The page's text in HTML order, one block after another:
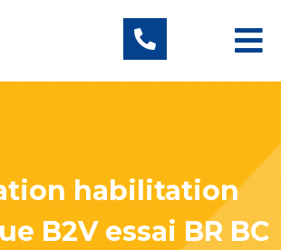
habilitation
B2V essai BR BC